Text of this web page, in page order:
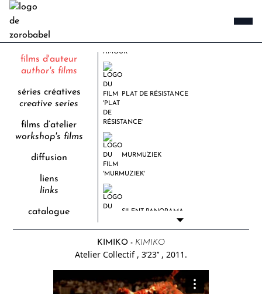
films d'auteur
author's films
séries créatives
creative series
films d’atelier
workshop's films
diffusion
liens
links
catalogue
PLAT DE RÉSISTANCE
MURMUZIEK
SILENT PANORAMA
KIMIKO - KIMIKO
Atelier Collectif , 3’23’’ , 2011.